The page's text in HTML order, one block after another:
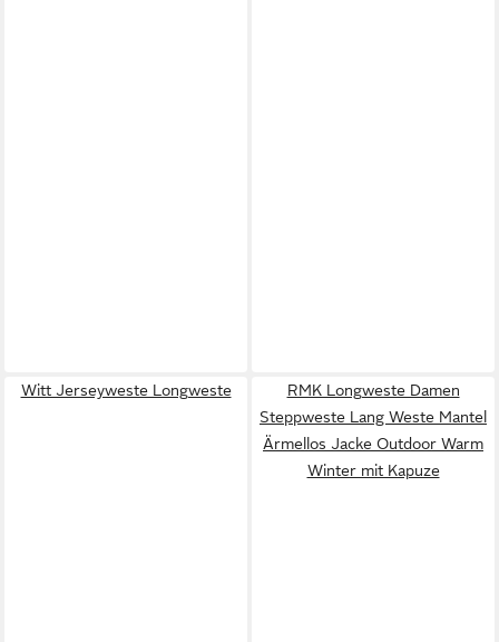
Witt Jerseyweste Longweste
RMK Longweste Damen
Steppweste Lang Weste Mantel
Ärmellos Jacke Outdoor Warm
Winter mit Kapuze